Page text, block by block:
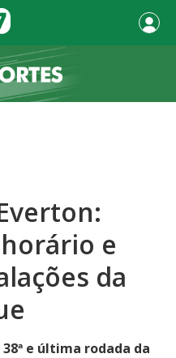
e
da
e última rodada da